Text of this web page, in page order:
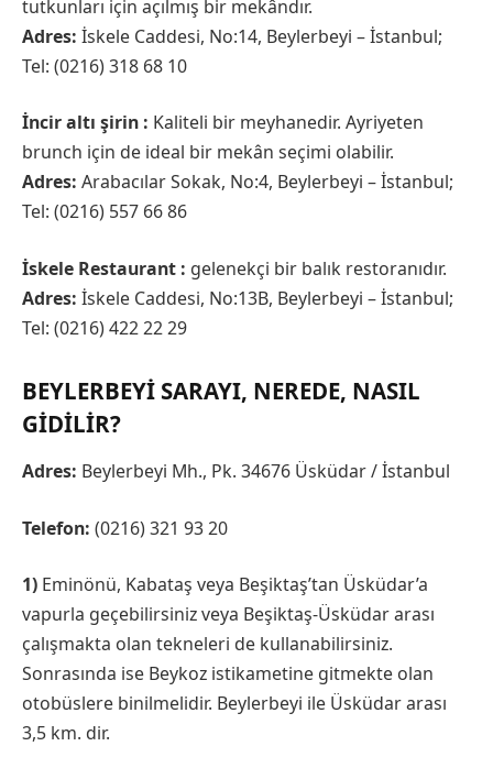
tutkunları için açılmış bir mekândır.
Adres: İskele Caddesi, No:14, Beylerbeyi – İstanbul;
Tel: (0216) 318 68 10
İncir altı şirin : Kaliteli bir meyhanedir. Ayriyeten
brunch için de ideal bir mekân seçimi olabilir.
Adres: Arabacılar Sokak, No:4, Beylerbeyi – İstanbul;
Tel: (0216) 557 66 86
İskele Restaurant : gelenekçi bir balık restoranıdır.
Adres: İskele Caddesi, No:13B, Beylerbeyi – İstanbul;
Tel: (0216) 422 22 29
BEYLERBEYI SARAYI, NEREDE, NASIL
GIDILIR?
Adres: Beylerbeyi Mh., Pk. 34676 Üsküdar / İstanbul
Telefon: (0216) 321 93 20
1) Eminönü, Kabataş veya Beşiktaş’tan Üsküdar’a
vapurla geçebilirsiniz veya Beşiktaş-Üsküdar arası
çalışmakta olan tekneleri de kullanabilirsiniz.
Sonrasında ise Beykoz istikametine gitmekte olan
otobüslere binilmelidir. Beylerbeyi ile Üsküdar arası
3,5 km. dir.